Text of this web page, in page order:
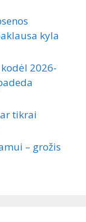
kyla
2026-
tikrai
– grožis